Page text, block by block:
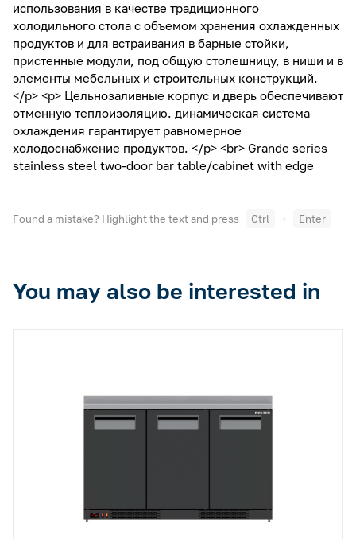
использования в качестве традиционного
холодильного стола с объемом хранения охлажденных
продуктов и для вcтраивания в барные стойки,
пристенные модули, под общую столешницу, в ниши и в
элементы мебельных и строительных конструкций.
</p> <p> Цельнозаливные корпус и дверь обеспечивают
отменную теплоизоляцию. динамическая система
охлаждения гарантирует равномерное
холодоснабжение продуктов. </p> <br> Grande series
stainless steel two-door bar table/cabinet with edge
Found a mistake? Highlight the text and press Ctrl + Enter
You may also be interested in